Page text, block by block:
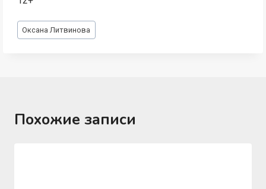
Метки
записи:
Оксана Литвинова
Похожие записи